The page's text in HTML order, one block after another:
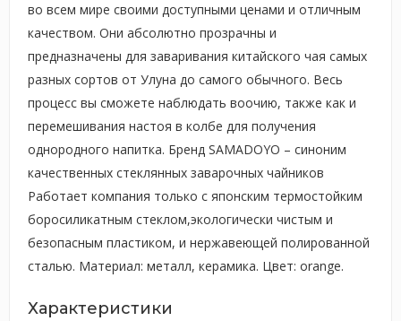
во всем мире своими доступными ценами и отличным
качеством. Они абсолютно прозрачны и
предназначены для заваривания китайского чая самых
разных сортов от Улуна до самого обычного. Весь
процесс вы сможете наблюдать воочию, также как и
перемешивания настоя в колбе для получения
однородного напитка. Бренд SAMADOYO – синоним
качественных стеклянных заварочных чайников
Работает компания только с японским термостойким
боросиликатным стеклом,экологически чистым и
безопасным пластиком, и нержавеющей полированной
сталью. Материал: металл, керамика. Цвет: orange.
Характеристики